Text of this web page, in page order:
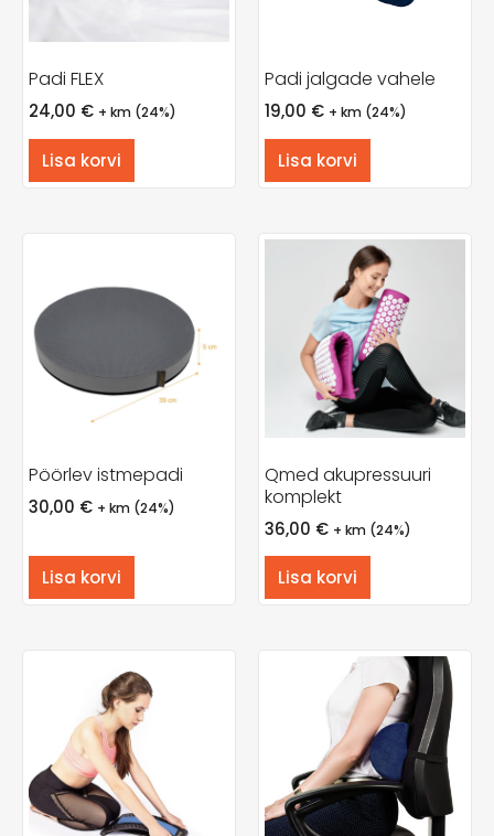
Padi FLEX
24,00 € + km (24%)
Lisa korvi
Padi jalgade vahele
19,00 € + km (24%)
Lisa korvi
Pöörlev istmepadi
30,00 € + km (24%)
Lisa korvi
Qmed akupressuuri
komplekt
36,00 € + km (24%)
Lisa korvi